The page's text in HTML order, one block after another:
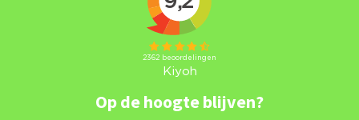
Op de hoogte blijven?